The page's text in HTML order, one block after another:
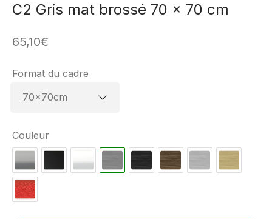
C2 Gris mat brossé 70 x 70 cm
65,10€
Format du cadre
Couleur